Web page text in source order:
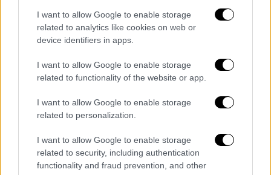
I want to allow Google to enable storage
related to analytics like cookies on web or
device identifiers in apps.
I want to allow Google to enable storage
related to functionality of the website or app.
I want to allow Google to enable storage
related to personalization.
I want to allow Google to enable storage
related to security, including authentication
functionality and fraud prevention, and other
https://twitter.com/lnds5071/status/16615157
22571276290
https://twitter.com/katernel/status/16614576
87756849153
482107267592192
https://twitter.com/ForeverZikos/status/1661
469152186630144